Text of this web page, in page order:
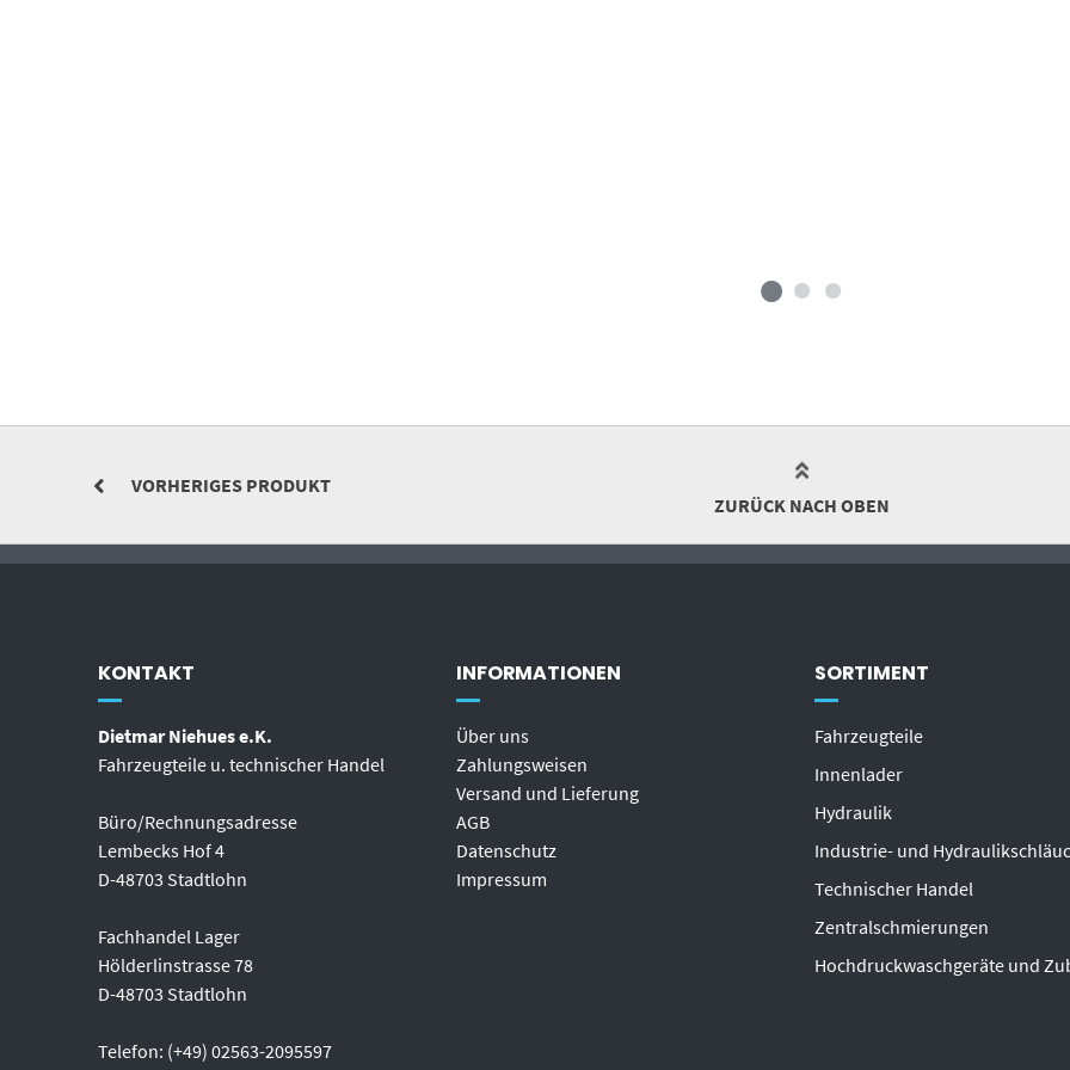
VORHERIGES PRODUKT
ZURÜCK NACH OBEN
KONTAKT
Dietmar Niehues e.K.
Fahrzeugteile u. technischer Handel
Büro/Rechnungsadresse
Lembecks Hof 4
D-48703 Stadtlohn
Fachhandel Lager
Hölderlinstrasse 78
D-48703 Stadtlohn
Telefon: (+49) 02563-2095597
INFORMATIONEN
Über uns
Zahlungsweisen
Versand und Lieferung
AGB
Datenschutz
Impressum
SORTIMENT
Fahrzeugteile
Innenlader
Hydraulik
Industrie- und
Technischer Handel
Zentralschmierungen
Hochdruckwaschgeräte und